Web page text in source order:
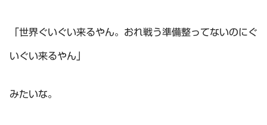
「世界ぐいぐい来るやん。おれ戦う準備整ってないのにぐ
いぐい来るやん」
みたいな。